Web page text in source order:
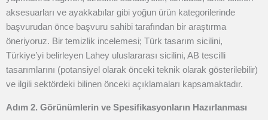
aksesuarları ve ayakkabılar gibi yoğun ürün kategorilerinde
başvurudan önce başvuru sahibi tarafından bir araştırma
öneriyoruz. Bir temizlik incelemesi; Türk tasarım sicilini,
Türkiye’yi belirleyen Lahey uluslararası sicilini, AB tescilli
tasarımlarını (potansiyel olarak önceki teknik olarak gösterilebilir)
ve ilgili sektördeki bilinen önceki açıklamaları kapsamaktadır.
Adım 2. Görünümlerin ve Spesifikasyonların Hazırlanması